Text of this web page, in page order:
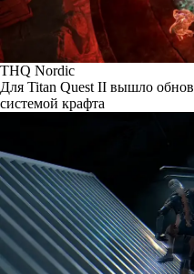
THQ Nordic
Для Titan Quest II вышло
системой крафта